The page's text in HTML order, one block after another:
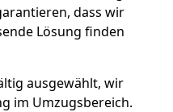
dass wir
Lösung finden
ausgewählt, wir
im Umzugsbereich.